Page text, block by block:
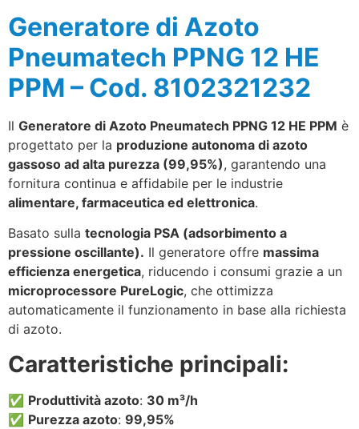
Generatore di Azoto
Pneumatech PPNG 12 HE
PPM – Cod. 8102321232
Il Generatore di Azoto Pneumatech PPNG 12 HE PPM è
progettato per la produzione autonoma di azoto
gassoso ad alta purezza (99,95%), garantendo una
fornitura continua e affidabile per le industrie
alimentare, farmaceutica ed elettronica.
Basato sulla tecnologia PSA (adsorbimento a
pressione oscillante). Il generatore offre massima
efficienza energetica, riducendo i consumi grazie a un
microprocessore PureLogic, che ottimizza
automaticamente il funzionamento in base alla richiesta
di azoto.
Caratteristiche principali:
✅ Produttività azoto: 30 m³/h
✅ Purezza azoto: 99,95%